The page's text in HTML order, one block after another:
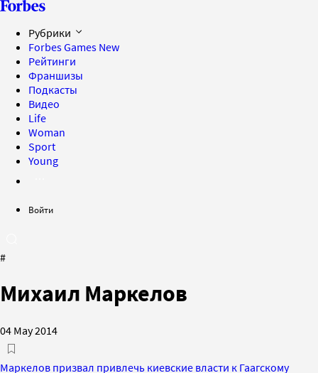
Рубрики
Forbes Games New
Рейтинги
Франшизы
Подкасты
Видео
Life
Woman
Sport
Young
Войти
#
Михаил Маркелов
04 May 2014
Маркелов призвал привлечь киевские власти к Гаагскому